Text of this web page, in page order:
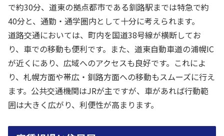
で約30分、道東の拠点都市である釧路駅までは特急で約
40分と、通勤・通学圏内として十分に考えられます。
道路交通においては、町内を国道38号線が横断してお
り、車での移動も便利です。また、道東自動車道の浦幌IC
が近くにあり、広域へのアクセスも良好です。これによ
り、札幌方面や帯広・釧路方面への移動もスムーズに行え
ます。公共交通機関はJRが主ですが、車があれば行動範
囲は大きく広がり、利便性が高まります。